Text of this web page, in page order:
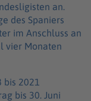
an.
des Spaniers
im Anschluss an
vier Monaten
bis 2021
bis 30. Juni